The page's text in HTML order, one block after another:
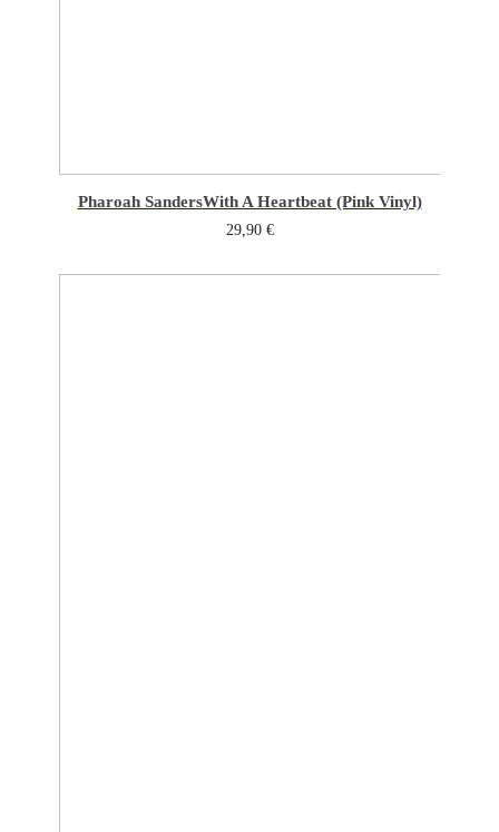
Pharoah SandersWith A Heartbeat (Pink Vinyl)
29,90 €